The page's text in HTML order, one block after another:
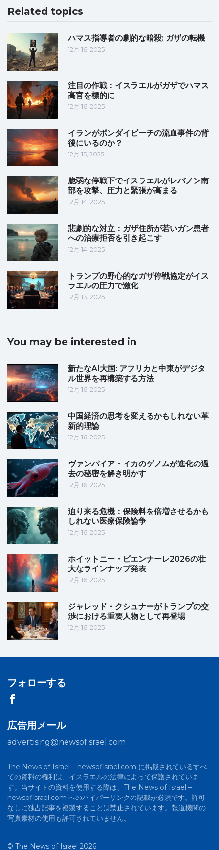
Related topics
ハマス指導者の劇的な暗殺: ガザの転機
12月 16, 2025
注目の作戦：イスラエルがガザでハマス
高官を標的に
12月 16, 2025
イランがボンダイビーチの流血事件の背
後にいるのか？
12月 15, 2025
脆弱な停戦下でイスラエルがレバノン南
部を攻撃、圧力と緊張が高まる
12月 14, 2025
悲劇的な対立：ガザ住所が若いガン患者
への治療拒否を引き起こす
12月 14, 2025
トランプの野心的なガザ停戦協定がイス
ラエルの圧力で激化
12月 13, 2025
You may be interested in
新たなAI大国: アフリカと中東がデジタ
ル世界を再構築する方法
12月 16, 2025
中国経済の思考を変えるかもしれない革
新的理論
12月 16, 2025
ヴァンパイア・イカのゲノムが進化の過
去の秘密を解き明かす
12月 16, 2025
迫り来る危機：保険料を倍増させるかも
しれない医療保険論争
12月 16, 2025
ホイットニー・ビエンナーレ2026の壮
大なラインナップ発表
12月 16, 2025
ジャレッド・クシュナーがトランプの交
渉における重要人物として再登場
12月 16, 2025
フォローする
広告用メール
advertising@newsofisrael.com
The News of Israel – newsofisrael.com に掲載されているすべ
ての資料の権利は、イスラエルの法律によって保護されていま
す。当サイトの資料を使用する際は、The News of Israel –
newsofisrael.com へのハイパーリンクの記載が必須です。許可
なしに独占記事を複製することは禁止されています。報道機関の
写真素材の使用も許可されていません。
© The News of Israel 2026